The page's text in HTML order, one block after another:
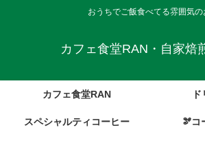
おうちでご飯食べてる雰囲気の
カフェ食堂RAN・自家焙
カフェ食堂RAN
スペシャルティコーヒー 🫘コ